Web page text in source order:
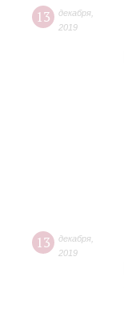
13 декабря
2019
13 декабря
2019